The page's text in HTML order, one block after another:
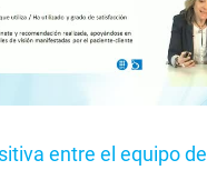
entre el equipo de